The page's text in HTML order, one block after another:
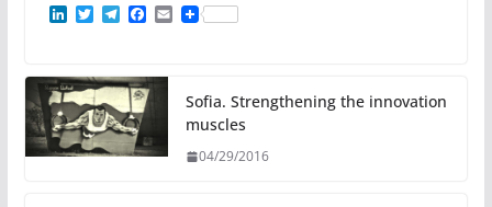
L
i
e
d
I
n
T
w
t
e
r
T
e
g
r
a
m
F
a
b
o
o
k
E
m
Sofia. Strengthening the innovation
muscles
04/29/2016